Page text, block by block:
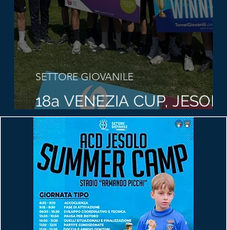
18a VENEZIA CUP, JESOLO
DA APPLAUSI!
SETTORE GIOVANILE